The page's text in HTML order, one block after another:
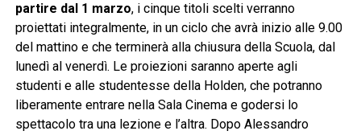
partire dal 1 marzo, i cinque titoli scelti verranno
proiettati integralmente, in un ciclo che avrà inizio alle 9.00
del mattino e che terminerà alla chiusura della Scuola, dal
lunedì al venerdì. Le proiezioni saranno aperte agli
studenti e alle studentesse della Holden, che potranno
liberamente entrare nella Sala Cinema e godersi lo
spettacolo tra una lezione e l’altra. Dopo Alessandro